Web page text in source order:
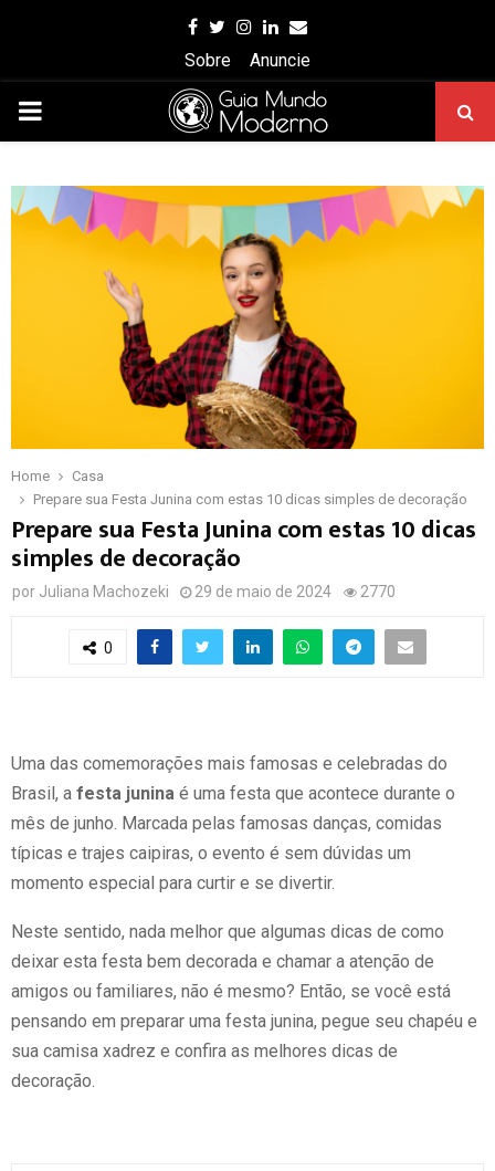
Facebook
Twitter
Instagram
Linkedin
Email
Sobre
Anuncie
PRIMARY
Home
Casa
Prepare sua Festa Junina com estas 10 dicas simples de decoração
Prepare sua Festa Junina com estas 10 dicas
simples de decoração
por Juliana Machozeki 29 de maio de 2024 2770
0
Uma das comemorações mais famosas e celebradas do
Brasil, a festa junina é uma festa que acontece durante o
mês de junho. Marcada pelas famosas danças, comidas
típicas e trajes caipiras, o evento é sem dúvidas um
momento especial para curtir e se divertir.
Neste sentido, nada melhor que algumas dicas de como
deixar esta festa bem decorada e chamar a atenção de
amigos ou familiares, não é mesmo? Então, se você está
pensando em preparar uma festa junina, pegue seu chapéu e
sua camisa xadrez e confira as melhores dicas de
decoração.